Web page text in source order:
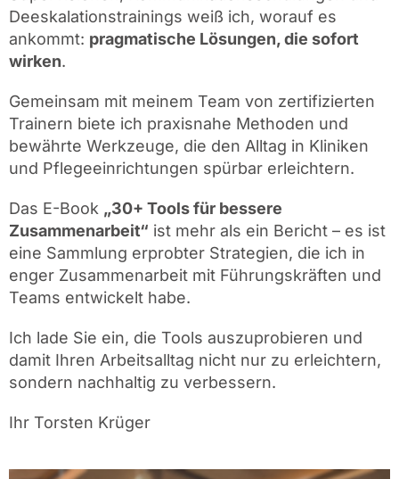
Deeskalationstrainings weiß ich, worauf es
ankommt: pragmatische Lösungen, die sofort
wirken.
Gemeinsam mit meinem Team von zertifizierten
Trainern biete ich praxisnahe Methoden und
bewährte Werkzeuge, die den Alltag in Kliniken
und Pflegeeinrichtungen spürbar erleichtern.
Das E-Book „30+ Tools für bessere
Zusammenarbeit“ ist mehr als ein Bericht – es ist
eine Sammlung erprobter Strategien, die ich in
enger Zusammenarbeit mit Führungskräften und
Teams entwickelt habe.
Ich lade Sie ein, die Tools auszuprobieren und
damit Ihren Arbeitsalltag nicht nur zu erleichtern,
sondern nachhaltig zu verbessern.
Ihr Torsten Krüger